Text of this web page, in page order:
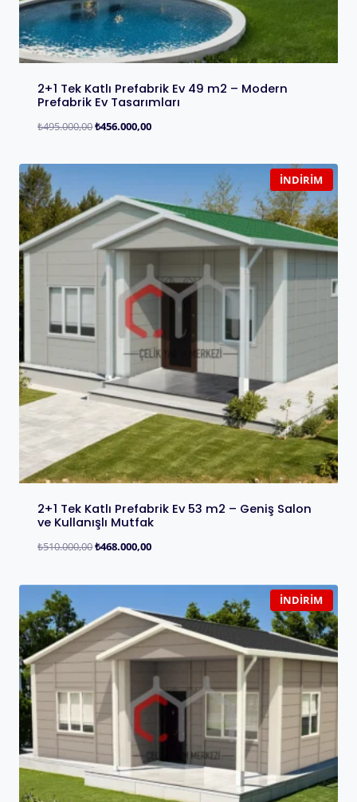
2+1 Tek Katlı Prefabrik Ev 49 m2 – Modern
Prefabrik Ev Tasarımları
₺495.000,00₺456.000,00
İNDIRIM
2+1 Tek Katlı Prefabrik Ev 53 m2 – Geniş Salon
ve Kullanışlı Mutfak
₺510.000,00₺468.000,00
İNDIRIM